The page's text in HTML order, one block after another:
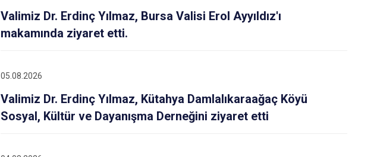
Valimiz Dr. Erdinç Yılmaz, Bursa Valisi Erol Ayyıldız'ı
makamında ziyaret etti.
05.08.2026
Valimiz Dr. Erdinç Yılmaz, Kütahya Damlalıkaraağaç Köyü
Sosyal, Kültür ve Dayanışma Derneğini ziyaret etti